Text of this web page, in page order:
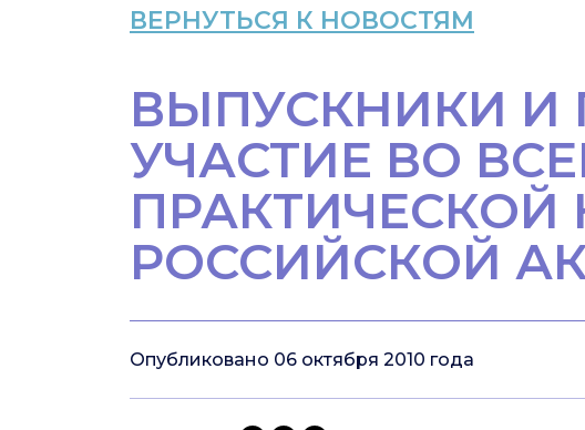
ВЕРНУТЬСЯ К НОВОСТЯМ
ВЫПУСКНИКИ И
УЧАСТИЕ ВО
РОССИЙСКОЙ
Опубликовано 06 октября 2010 года